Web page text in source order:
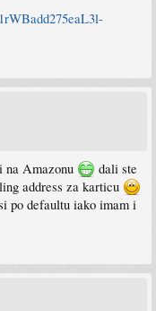
na Amazonu
dali ste
address za karticu
po defaultu iako imam i